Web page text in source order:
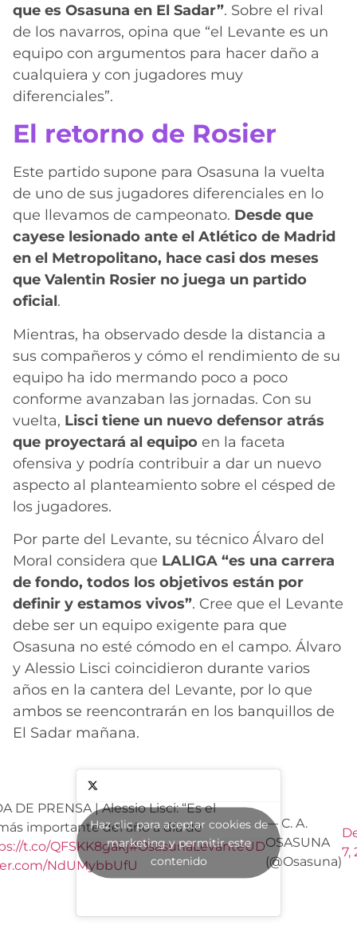
que es Osasuna en El Sadar”. Sobre el rival
de los navarros, opina que “el Levante es un
equipo con argumentos para hacer daño a
cualquiera y con jugadores muy
diferenciales”.
El retorno de Rosier
Este partido supone para Osasuna la vuelta
de uno de sus jugadores diferenciales en lo
que llevamos de campeonato. Desde que
cayese lesionado ante el Atlético de Madrid
en el Metropolitano, hace casi dos meses
que Valentin Rosier no juega un partido
oficial.
Mientras, ha observado desde la distancia a
sus compañeros y cómo el rendimiento de su
equipo ha ido mermando poco a poco
conforme avanzaban las jornadas. Con su
vuelta, Lisci tiene un nuevo defensor atrás
que proyectará al equipo en la faceta
ofensiva y podría contribuir a dar un nuevo
aspecto al planteamiento sobre el césped de
los jugadores.
Por parte del Levante, su técnico Álvaro del
Moral considera que LALIGA “es una carrera
de fondo, todos los objetivos están por
definir y estamos vivos”. Cree que el Levante
debe ser un equipo exigente para que
Osasuna no esté cómodo en el campo. Álvaro
y Alessio Lisci coincidieron durante varios
años en la cantera del Levante, por lo que
ambos se reencontrarán en los banquillos de
El Sadar mañana.
DE PRENSA | Alessio Lisci: “Es el
importante del año a día de
t.co/QFSKK8gakj#OsasunaLevanteUD
NdUMybbUfU
— C. A.
OSASUNA
(@Osasuna)
7,
Haz clic para aceptar cookies de
marketing y permitir este
contenido